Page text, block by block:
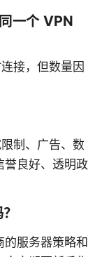
一个 VPN
接，但数量因
制、广告、数
誉良好、透明政
的服务器策略和